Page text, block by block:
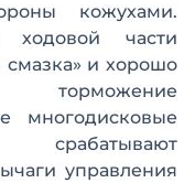
кожухами.
части
и хорошо
многодисковые
управления